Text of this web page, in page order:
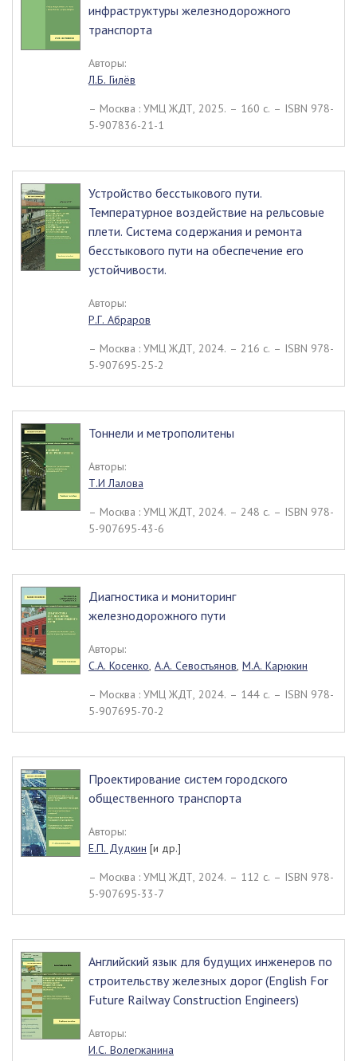
инфраструктуры железнодорожного
транспорта
Авторы:
Л.Б. Гилёв
– Москва : УМЦ ЖДТ, 2025. – 160 c. – ISBN 978-
5-907836-21-1
Устройство бесстыкового пути.
Температурное воздействие на рельсовые
плети. Система содержания и ремонта
бесстыкового пути на обеспечение его
устойчивости.
Авторы:
Р.Г. Абраров
– Москва : УМЦ ЖДТ, 2024. – 216 c. – ISBN 978-
5-907695-25-2
Тоннели и метрополитены
Авторы:
Т.И Лалова
– Москва : УМЦ ЖДТ, 2024. – 248 c. – ISBN 978-
5-907695-43-6
Диагностика и мониторинг
железнодорожного пути
Авторы:
С.А. Косенко, А.А. Севостьянов, М.А. Карюкин
– Москва : УМЦ ЖДТ, 2024. – 144 c. – ISBN 978-
5-907695-70-2
Проектирование систем городского
общественного транспорта
Авторы:
Е.П. Дудкин [и др.]
– Москва : УМЦ ЖДТ, 2024. – 112 c. – ISBN 978-
5-907695-33-7
Английский язык для будущих инженеров по
строительству железных дорог (English For
Future Railway Construction Engineers)
Авторы:
И.С. Волегжанина